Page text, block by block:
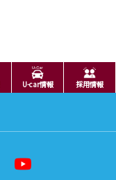
U-car情報 採用情報